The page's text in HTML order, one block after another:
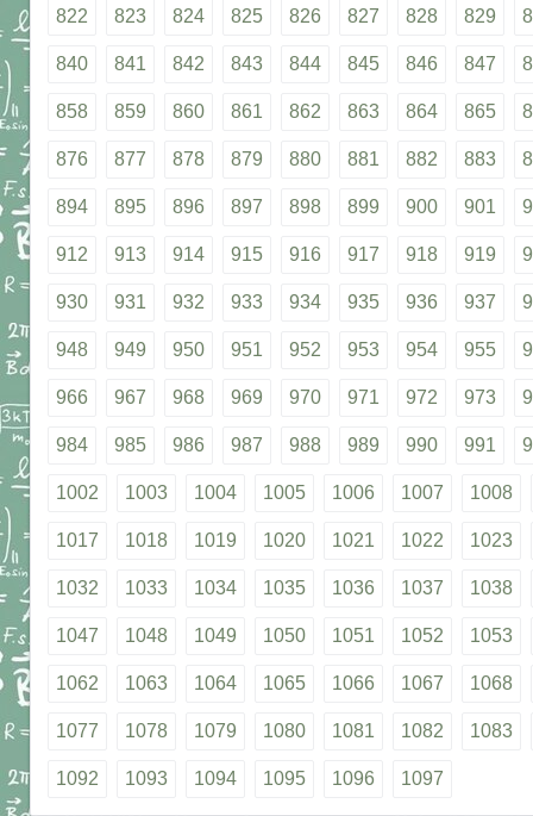
822 823 824 825 826 827 828 829
840 841 842 843 844 845 846 847
858 859 860 861 862 863 864 865
876 877 878 879 880 881 882 883
894 895 896 897 898 899 900 901
912 913 914 915 916 917 918 919
930 931 932 933 934 935 936 937
948 949 950 951 952 953 954 955
966 967 968 969 970 971 972 973
984 985 986 987 988 989 990 991
1002 1003 1004 1005 1006 1007 1008
1017 1018 1019 1020 1021 1022 1023
1032 1033 1034 1035 1036 1037 1038
1047 1048 1049 1050 1051 1052 1053
1062 1063 1064 1065 1066 1067 1068
1077 1078 1079 1080 1081 1082 1083
1092 1093 1094 1095 1096 1097